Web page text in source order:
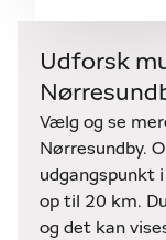
m2
Grundene
2-4-102
For yderligere
kan se meget
Udforsk
Vælg og se
Nørresundby.
udgangspunkt
op til 20 km.
og det kan